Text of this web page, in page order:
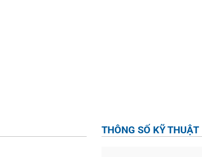
THÔNG SỐ KỸ THUẬT